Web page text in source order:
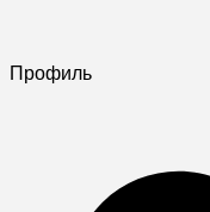
Профиль